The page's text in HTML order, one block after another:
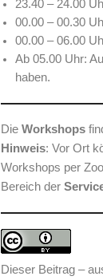
23.40 – 24.00
00.00 – 00.30
00.00 – 06.00
Ab 05.00 Uhr:
haben.
Die Workshops
Hinweis: Vor Ort
Workshops per
Bereich der
Dieser Beitrag –